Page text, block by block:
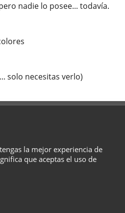
nadie lo posee... todavía.
solo necesitas verlo)
la mejor experiencia de
que aceptas el uso de